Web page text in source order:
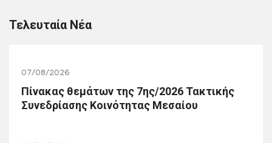
Τελευταία Νέα
07/08/2026
Πίνακας θεμάτων της 7ης/2026 Τακτικής
Συνεδρίασης Κοινότητας Μεσαίου